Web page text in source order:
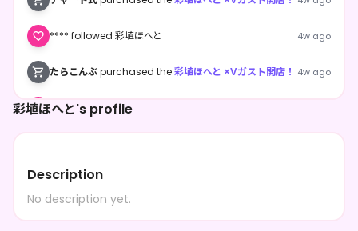
彩埴ほへと's profile
Description
No description yet.
**** followed 彩埴ほへと 4w ago
たらこんぶpurchased the彩埴ほへと ×Vガスト開店！ 4w ago
**** followed 彩埴ほへと
**** followed 彩埴ほへと
彩埴ほへと purchased the
店！
1mo ago